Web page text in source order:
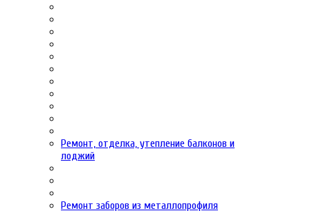
Ремонт, отделка, утепление балконов и
лоджий
Ремонт заборов из металлопрофиля